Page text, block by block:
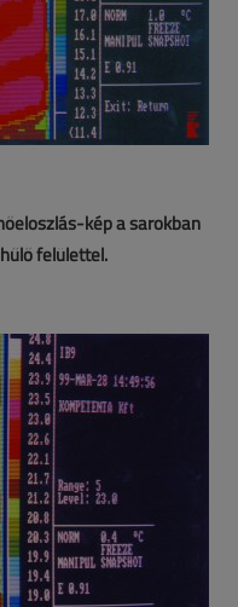
kép a sarokban
felülettel.